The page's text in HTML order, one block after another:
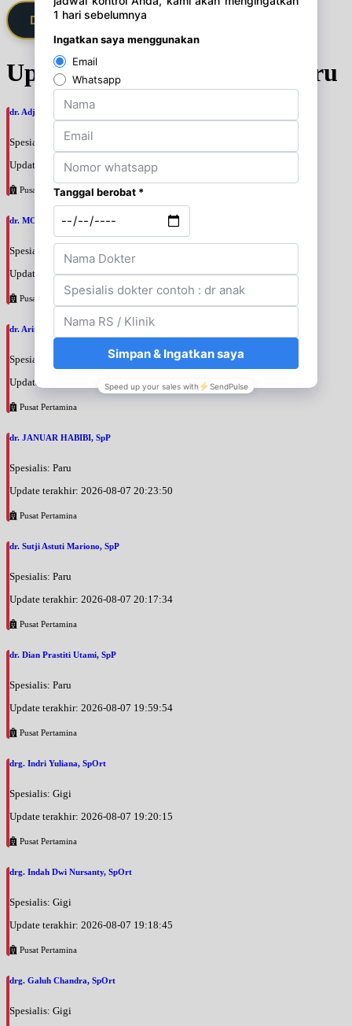
Daftarkan Saya via Member VIP
Update Jadwal Dokter terbaru
dr. Adji Suprajitno, SpPD
Spesialis: Penyakit Dalam
Update terakhir: 2026-08-07 20:37:59
Pusat Pertamina
dr. MOCHAMAD PASHA, SpPD
Spesialis: Penyakit Dalam
Update terakhir: 2026-08-07 20:35:45
Pusat Pertamina
dr. Arini Purwono, SpP
Spesialis: Paru
Update terakhir: 2026-08-07 20:25:58
Pusat Pertamina
dr. JANUAR HABIBI, SpP
Spesialis: Paru
Update terakhir: 2026-08-07 20:23:50
Pusat Pertamina
dr. Sutji Astuti Mariono, SpP
Spesialis: Paru
Update terakhir: 2026-08-07 20:17:34
Pusat Pertamina
dr. Dian Prastiti Utami, SpP
Spesialis: Paru
Update terakhir: 2026-08-07 19:59:54
Pusat Pertamina
drg. Indri Yuliana, SpOrt
Spesialis: Gigi
Update terakhir: 2026-08-07 19:20:15
Pusat Pertamina
drg. Indah Dwi Nursanty, SpOrt
Spesialis: Gigi
Update terakhir: 2026-08-07 19:18:45
Pusat Pertamina
drg. Galuh Chandra, SpOrt
Spesialis: Gigi